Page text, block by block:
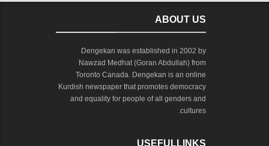
ABOUT US
Dengekan was established in 2002 by
Nawzad Medhat (Goran Abdullah) from
Toronto Canada. Dengekan is an online
Kurdish newspaper that promotes democracy
and equality for people of all genders and
cultures.
USEFULLINKS